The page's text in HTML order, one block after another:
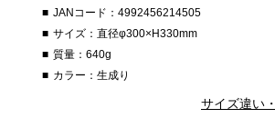
JANコード：4992456214505
サイズ：直径φ300×H330mm
質量：640g
カラー：生成り
サイズ違い